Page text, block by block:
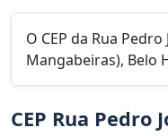
O CEP da Rua
Mangabeiras), Belo
CEP Rua Pedro